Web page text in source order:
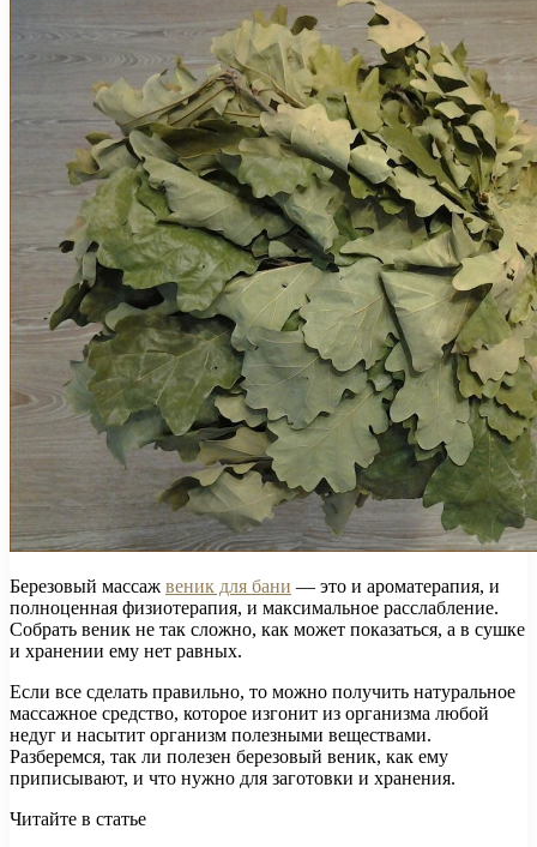
Березовый массаж веник для бани — это и ароматерапия, и
полноценная физиотерапия, и максимальное расслабление.
Собрать веник не так сложно, как может показаться, а в сушке
и хранении ему нет равных.
Если все сделать правильно, то можно получить натуральное
массажное средство, которое изгонит из организма любой
недуг и насытит организм полезными веществами.
Разберемся, так ли полезен березовый веник, как ему
приписывают, и что нужно для заготовки и хранения.
Читайте в статье